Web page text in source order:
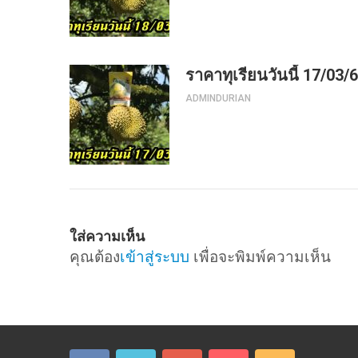
ราคาทุเรียนวันนี้ 17/03/
ADMINDURIAN
ใส่ความเห็น
คุณต้องเข้าสู่ระบบ เพื่อจะพิมพ์ความเห็น